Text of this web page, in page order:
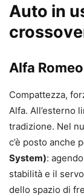
Auto in
Alfa
Compattezza,
Alfa. All’esterno
tradizione. Nel
c’è posto anche
System):
stabilità e il
dello spazio di